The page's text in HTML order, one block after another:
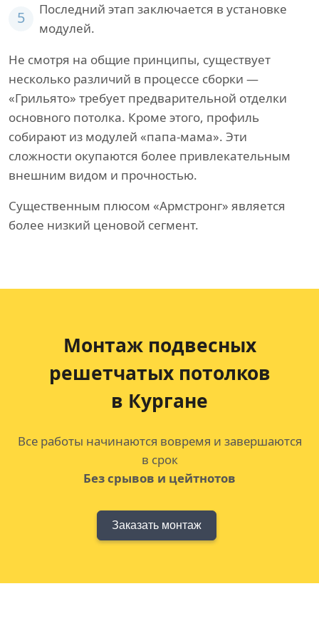
5
Последний этап заключается в установке
модулей.
Не смотря на общие принципы, существует
несколько различий в процессе сборки —
«Грильято» требует предварительной отделки
основного потолка. Кроме этого, профиль
собирают из модулей «папа-мама». Эти
сложности окупаются более привлекательным
внешним видом и прочностью.
Существенным плюсом «Армстронг» является
более низкий ценовой сегмент.
Монтаж подвесных
решетчатых потолков
в Кургане
Все работы начинаются вовремя и завершаются
в срок
Без срывов и цейтнотов
Заказать монтаж